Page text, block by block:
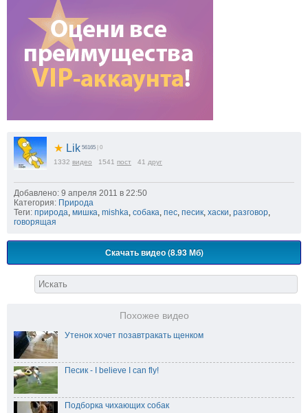
★ Lik 56165 | 0
1332 видео 1541 пост 41 друг
Добавлено: 9 апреля 2011 в 22:50
Категория: Природа
Теги: природа, мишка, mishka, собака, пес, песик, хаски, разговор,
говорящая
Скачать видео (8.93 Мб)
Похожее видео
Утенок хочет позавтракать щенком
Песик - I believe I can fly!
Подборка чихающих собак